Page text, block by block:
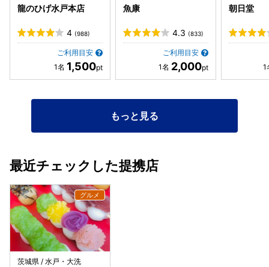
龍のひげ水戸本店
4 (988)
ご利用目安
1,500
魚康
4.3 (833)
ご利用目安
2,000
朝日堂
もっと見る
最近チェックした提携店
茨城県 / 水戸・大洗